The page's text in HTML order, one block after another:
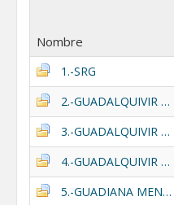
Nombre
1.-SRG
2.-GUADALQUIVIR ALTO
3.-GUADALQUIVIR MEDIO
4.-GUADALQUIVIR BAJO
5.-GUADIANA MENOR II